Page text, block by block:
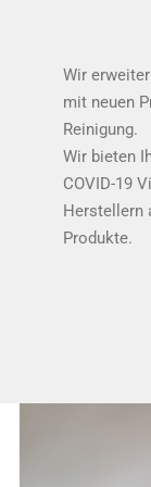
Wir
mit neuen
Reinigung.
Wir bieten
COVID-19
Herstellern
Produkte.